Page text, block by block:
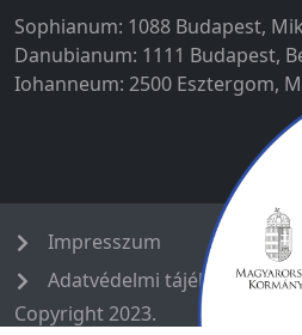
Sophianum: 1088 Budapest,
Danubianum: 1111 Budapest,
Iohanneum: 2500 Esztergom,
Impresszum
Adatvédelmi tájékoztató
Copyright 2023.